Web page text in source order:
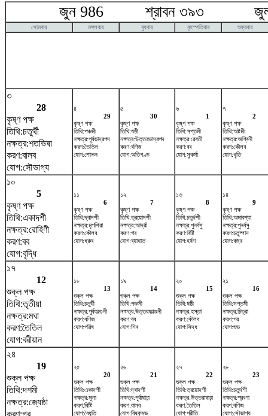
জুন 986 শ্রাবন ৩৯৩
সোমবার মঙ্গলবার বুধবার বৃহস্পতিবার শুক্রবার
৩
28
কৃষ্ণ পক্ষ
তিথি:চতুর্থী
নক্ষত্র:শতভিষ‌া
করণ:বালব
যোগ:সৌভাগ্য
৪
29
কৃষ্ণ পক্ষ
তিথি:পঞ্চমী
নক্ষত্র:পূর্বভাদ্রপদ
করণ:তৈতিল
যোগ:শোভন
৫
30
কৃষ্ণ পক্ষ
তিথি:ষষ্ঠী
নক্ষত্র:উত্তরভাদ্রপদ
করণ:বণিজ
যোগ:অতিগণ্ড
৬
1
কৃষ্ণ পক্ষ
তিথি:সপ্তমী
নক্ষত্র:রেবতী
করণ:বব
যোগ:সুকর্মা
৭
2
কৃষ্ণ পক্ষ
তিথি:অষ্টমী
নক্ষত্র:অশ্বিনী
করণ:কৌলব
যোগ:ধৃতি
১০
5
কৃষ্ণ পক্ষ
তিথি:একাদশী
নক্ষত্র:রোহিণী
করণ:বব
যোগ:বৃদ্ধি
১১
6
কৃষ্ণ পক্ষ
তিথি:দ্বাদশী
নক্ষত্র:মৃগশিরা
করণ:কৌলব
যোগ:ধ্রুব
১২
7
কৃষ্ণ পক্ষ
তিথি:ত্রয়োদশী
নক্ষত্র:আর্দ্রা
করণ:গর
যোগ:ব্যাঘাত
১৩
8
কৃষ্ণ পক্ষ
তিথি:চতুর্দশী
নক্ষত্র:পুনর্বসু
করণ:বিষ্টি
যোগ:হর্ষণ
১৪
9
কৃষ্ণ পক্ষ
তিথি:অমাবশ্যা
নক্ষত্র:পুনর্বসু
করণ:চতুষ্পাদ
যোগ:বজ্র
১৭
12
শুক্ল পক্ষ
তিথি:তৃতীয়া
নক্ষত্র:মঘা
করণ:তৈতিল
যোগ:বরীয়ান
১৮
13
শুক্ল পক্ষ
তিথি:চতুর্থী
নক্ষত্র:পূর্বফাল্গুনী
করণ:বণিজ
যোগ:পরিঘ
১৯
14
শুক্ল পক্ষ
তিথি:পঞ্চমী
নক্ষত্র:উত্তরফাল্গুনী
করণ:বব
যোগ:শিব
২০
15
শুক্ল পক্ষ
তিথি:ষষ্ঠী
নক্ষত্র:হস্তা
করণ:কৌলব
যোগ:সিদ্ধ
২১
16
শুক্ল পক্ষ
তিথি:সপ্তমী
নক্ষত্র:চিত্রা
করণ:গর
যোগ:শুভ
২৪
19
শুক্ল পক্ষ
তিথি:দশমী
নক্ষত্র:জ্যেষ্ঠা
২৫
20
শুক্ল পক্ষ
তিথি:একাদশী
নক্ষত্র:মূলা
করণ:বিষ্টি
যোগ:বৈধৃতি
২৬
21
শুক্ল পক্ষ
তিথি:দ্বাদশী
নক্ষত্র:পূর্বাষাঢ়া
করণ:বালব
যোগ:বিষ্কুম্ভ
২৭
22
শুক্ল পক্ষ
তিথি:ত্রয়োদশী
নক্ষত্র:উত্তরাষাঢ়া
করণ:তৈতিল
যোগ:প্রীতি
২৮
23
শুক্ল পক্ষ
তিথি:চতুর্দশী
নক্ষত্র:শ্রবণা
করণ:বণিজ
যোগ:সৌভাগ্য